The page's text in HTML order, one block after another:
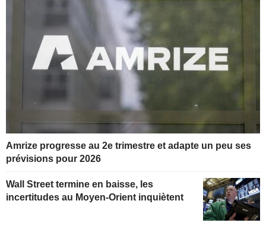
Amrize progresse au 2e trimestre et adapte un peu ses
prévisions pour 2026
Wall Street termine en baisse, les
incertitudes au Moyen-Orient inquiètent